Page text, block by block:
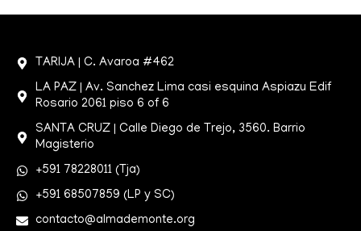
TARIJA | C. Avaroa #462
LA PAZ | Av. Sanchez Lima casi esquina Aspiazu Edif
Rosario 2061 piso 6 of 6
SANTA CRUZ | Calle Diego de Trejo, 3560. Barrio
Magisterio
+591 78228011 (Tja)
+591 68507859 (LP y SC)
contacto@almademonte.org